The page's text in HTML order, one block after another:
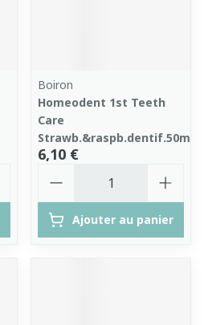
Boiron
Homeodent 1st Teeth
Care
Strawb.&raspb.dentif.50ml
6,10 €
Ajouter au panier